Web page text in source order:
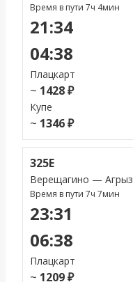
Время в пути 7ч 4мин
21:34
04:38
Плацкарт
~ 1428 ₽
Купе
~ 1346 ₽
325Е
Верещагино — Агрыз
Время в пути 7ч 7мин
23:31
06:38
Плацкарт
~ 1209 ₽